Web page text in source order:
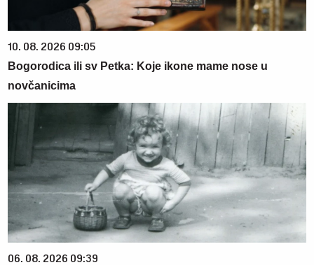
10. 08. 2026 09:05
Bogorodica ili sv Petka: Koje ikone mame nose u
novčanicima
06. 08. 2026 09:39